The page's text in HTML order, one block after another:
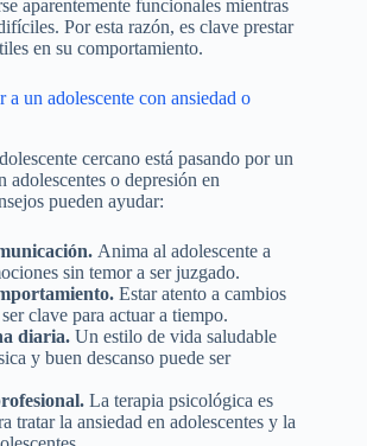
aparentemente funcionales mientras
Por esta razón, es clave prestar
en su comportamiento.
a un adolescente con ansiedad o
cercano está pasando por un
adolescentes o depresión en
pueden ayudar:
Anima al adolescente a
sin temor a ser juzgado.
Estar atento a cambios
clave para actuar a tiempo.
diaria. Un estilo de vida saludable
y buen descanso puede ser
La terapia psicológica es
tratar la ansiedad en adolescentes y la